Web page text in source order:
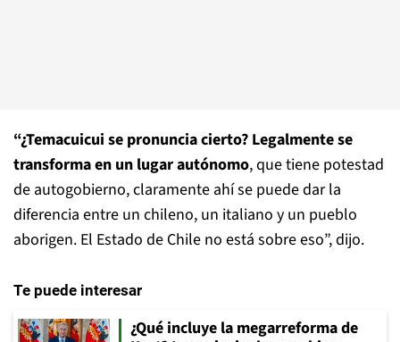
“¿Temacuicui se pronuncia cierto? Legalmente se
transforma en un lugar autónomo, que tiene potestad
de autogobierno, claramente ahí se puede dar la
diferencia entre un chileno, un italiano y un pueblo
aborigen. El Estado de Chile no está sobre eso”, dijo.
Te puede interesar
¿Qué incluye la megarreforma de